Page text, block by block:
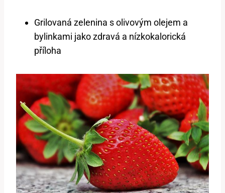
Grilovaná zelenina s olivovým olejem a
bylinkami jako zdravá a nízkokalorická
příloha